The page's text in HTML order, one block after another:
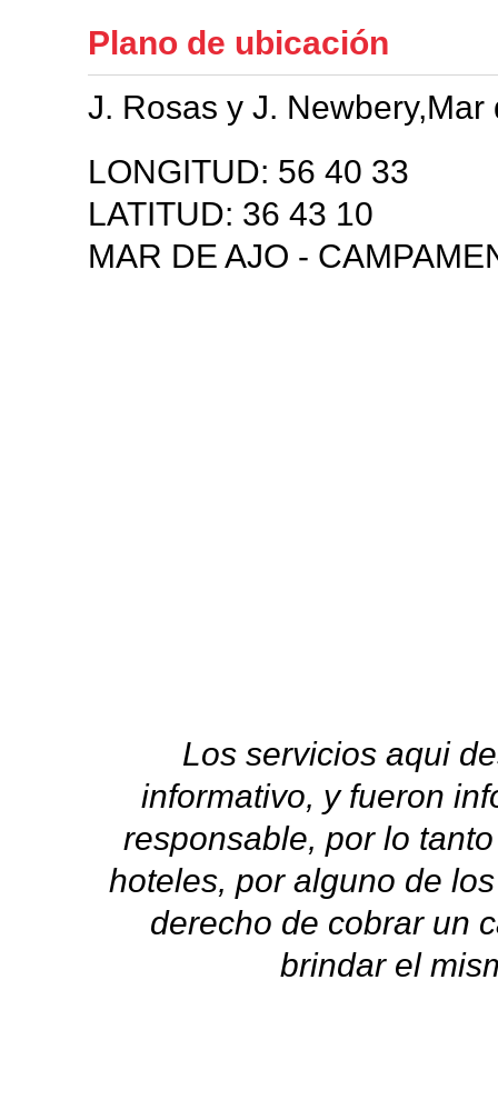
Plano de ubicación
J. Rosas y J. Newbery,Mar
LONGITUD: 56 40 33
LATITUD: 36 43 10
MAR DE AJO -
Los servicios aqui
informativo, y fueron
responsable, por lo
hoteles, por alguno de
derecho de cobrar un
brindar el